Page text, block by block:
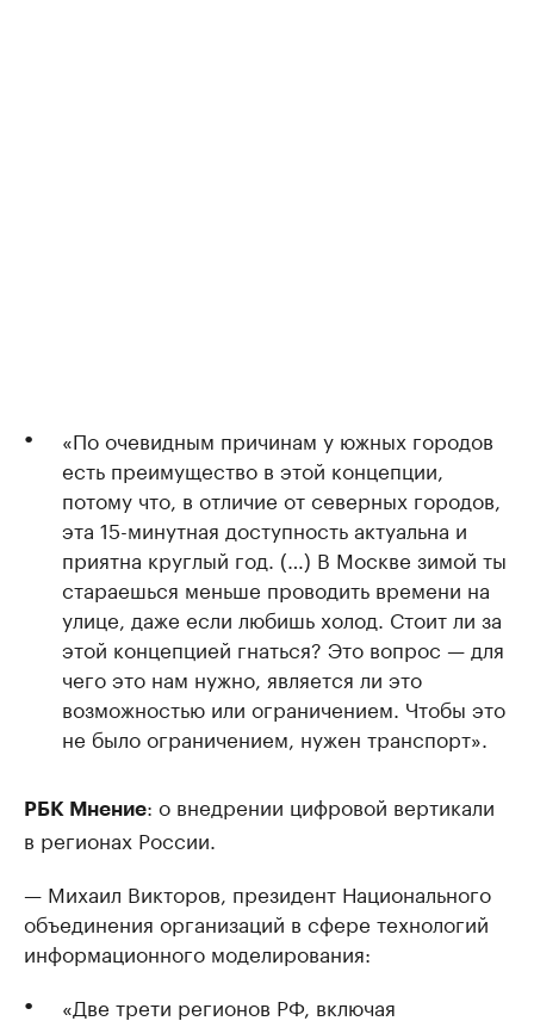
«По очевидным причинам у южных городов
есть преимущество в этой концепции,
потому что, в отличие от северных городов,
эта 15-минутная доступность актуальна и
приятна круглый год. (…) В Москве зимой ты
стараешься меньше проводить времени на
улице, даже если любишь холод. Стоит ли за
этой концепцией гнаться? Это вопрос — для
чего это нам нужно, является ли это
возможностью или ограничением. Чтобы это
не было ограничением, нужен транспорт».
РБК Мнение: о внедрении цифровой вертикали
в регионах России.
— Михаил Викторов, президент Национального
объединения организаций в сфере технологий
информационного моделирования:
«Две трети регионов РФ, включая